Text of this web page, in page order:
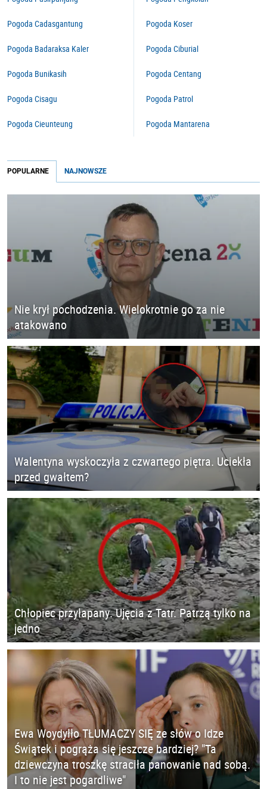
Pogoda Cadasgantung
Pogoda Badaraksa Kaler
Pogoda Bunikasih
Pogoda Cisagu
Pogoda Cieunteung
Pogoda Koser
Pogoda Ciburial
Pogoda Centang
Pogoda Patrol
Pogoda Mantarena
POPULARNE NAJNOWSZE
Nie krył pochodzenia. Wielokrotnie go za nie
atakowano
Walentyna wyskoczyła z czwartego piętra. Uciekła
przed gwałtem?
Chłopiec przyłapany. Ujęcia z Tatr. Patrzą tylko na
jedno
Ewa Woydyłło TŁUMACZY SIĘ ze słów o Idze
Świątek i pogrąża się jeszcze bardziej? "Ta
dziewczyna troszkę straciła panowanie nad sobą.
I to nie jest pogardliwe"